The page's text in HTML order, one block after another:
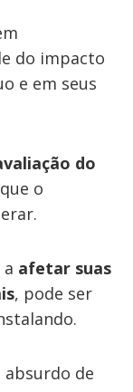
do impacto
e em seus
do
que o
afetar suas
, pode ser
absurdo de